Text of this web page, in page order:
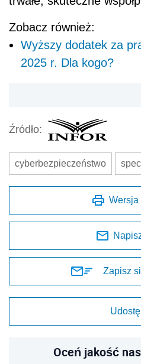
Zobacz również:
Wyższy dodatek za
2025 r. Dla kogo?
Źródło:
cyberbezpieczeństwo
Wersja
Zapisz
Oceń jakość